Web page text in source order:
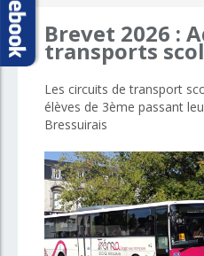
Brevet 2026 :
transports
Les circuits de transport
élèves de 3ème passant
Bressuirais